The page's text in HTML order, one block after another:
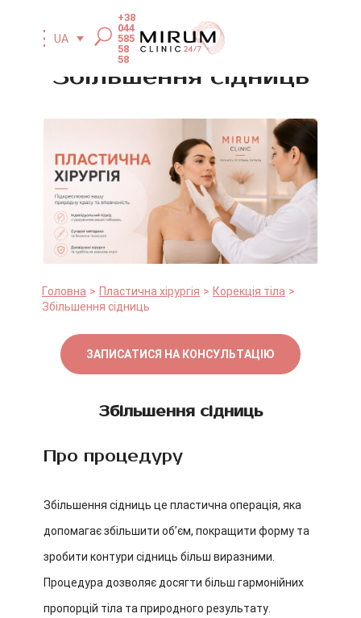
UA
+38
044
585
58
58
Збільшення сідниць
Головна Пластична хірургія
Корекція тіла
Збільшення сідниць
ЗАПИСАТИСЯ НА КОНСУЛЬТАЦІЮ
Збільшення сідниць
Про процедуру
Збільшення сідниць це пластична операція, яка
допомагає збільшити об’єм, покращити форму та
зробити контури сідниць більш виразними.
Процедура дозволяє досягти більш гармонійних
пропорцій тіла та природного результату.